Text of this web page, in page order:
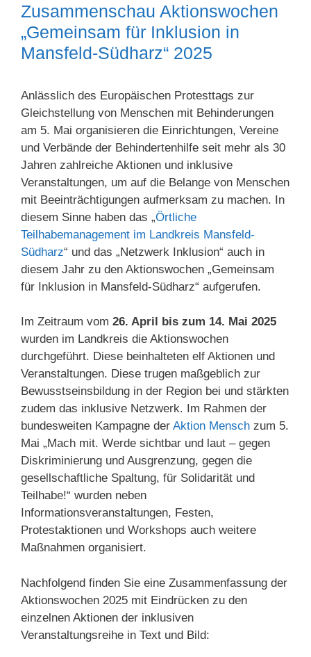
Zusammenschau Aktionswochen
„Gemeinsam für Inklusion in
Mansfeld-Südharz“ 2025
Anlässlich des Europäischen Protesttags zur
Gleichstellung von Menschen mit Behinderungen
am 5. Mai organisieren die Einrichtungen, Vereine
und Verbände der Behindertenhilfe seit mehr als 30
Jahren zahlreiche Aktionen und inklusive
Veranstaltungen, um auf die Belange von Menschen
mit Beeinträchtigungen aufmerksam zu machen. In
diesem Sinne haben das „Örtliche
Teilhabemanagement im Landkreis Mansfeld-
Südharz“ und das „Netzwerk Inklusion“ auch in
diesem Jahr zu den Aktionswochen „Gemeinsam
für Inklusion in Mansfeld-Südharz“ aufgerufen.
Im Zeitraum vom 26. April bis zum 14. Mai 2025
wurden im Landkreis die Aktionswochen
durchgeführt. Diese beinhalteten elf Aktionen und
Veranstaltungen. Diese trugen maßgeblich zur
Bewusstseinsbildung in der Region bei und stärkten
zudem das inklusive Netzwerk. Im Rahmen der
bundesweiten Kampagne der Aktion Mensch zum 5.
Mai „Mach mit. Werde sichtbar und laut – gegen
Diskriminierung und Ausgrenzung, gegen die
gesellschaftliche Spaltung, für Solidarität und
Teilhabe!“ wurden neben
Informationsveranstaltungen, Festen,
Protestaktionen und Workshops auch weitere
Maßnahmen organisiert.
Nachfolgend finden Sie eine Zusammenfassung der
Aktionswochen 2025 mit Eindrücken zu den
einzelnen Aktionen der inklusiven
Veranstaltungsreihe in Text und Bild: